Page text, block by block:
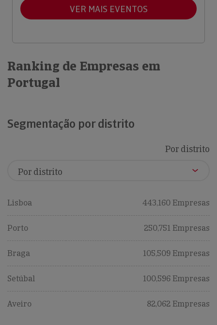
VER MAIS EVENTOS
Ranking de Empresas em
Portugal
Segmentação por distrito
Por distrito
Lisboa 443,160 Empresas
Porto 250,751 Empresas
Braga 105,509 Empresas
Setúbal 100,596 Empresas
Aveiro 82,062 Empresas